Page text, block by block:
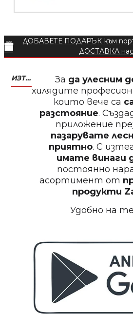
Пила за нокти
Пила за нокти
Пила за
ДОБАВЕТЕ ПОДАРЪК към
ДОСТАВКА
ИЗТЕГЛЕТЕ МОБИЛНО ПРИЛОЖЕНИЕ ZASALONA За да улесним
хилядите
които вече са
разстояние.
приложение
пазарувате
приятно. С
имате винаги
постоянно
асортимент от
продукти
Удобно на